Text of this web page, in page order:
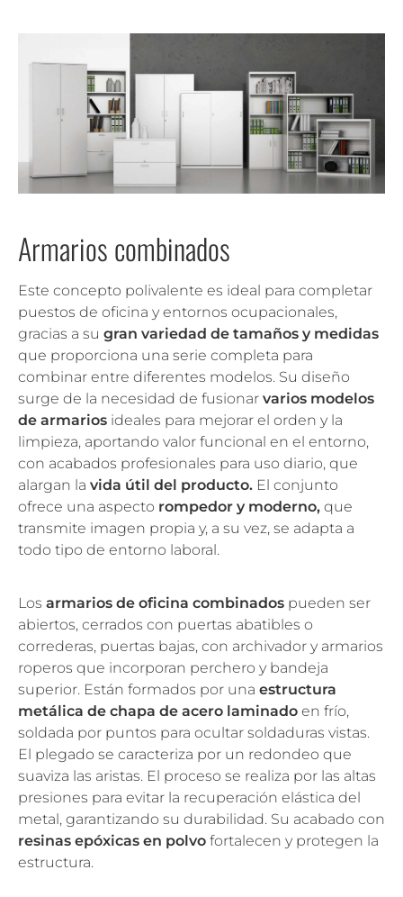
Armarios combinados
Este concepto polivalente es ideal para completar
puestos de oficina y entornos ocupacionales,
gracias a su gran variedad de tamaños y medidas
que proporciona una serie completa para
combinar entre diferentes modelos. Su diseño
surge de la necesidad de fusionar varios modelos
de armarios ideales para mejorar el orden y la
limpieza, aportando valor funcional en el entorno,
con acabados profesionales para uso diario, que
alargan la vida útil del producto. El conjunto
ofrece una aspecto rompedor y moderno, que
transmite imagen propia y, a su vez, se adapta a
todo tipo de entorno laboral.
Los armarios de oficina combinados pueden ser
abiertos, cerrados con puertas abatibles o
correderas, puertas bajas, con archivador y armarios
roperos que incorporan perchero y bandeja
superior. Están formados por una estructura
metálica de chapa de acero laminado en frío,
soldada por puntos para ocultar soldaduras vistas.
El plegado se caracteriza por un redondeo que
suaviza las aristas. El proceso se realiza por las altas
presiones para evitar la recuperación elástica del
metal, garantizando su durabilidad. Su acabado con
resinas epóxicas en polvo fortalecen y protegen la
estructura.